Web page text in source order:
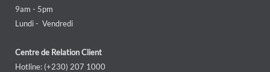
9am - 5pm
Lundi - Vendredi
Centre de Relation Client
Hotline: (+230) 207 1000